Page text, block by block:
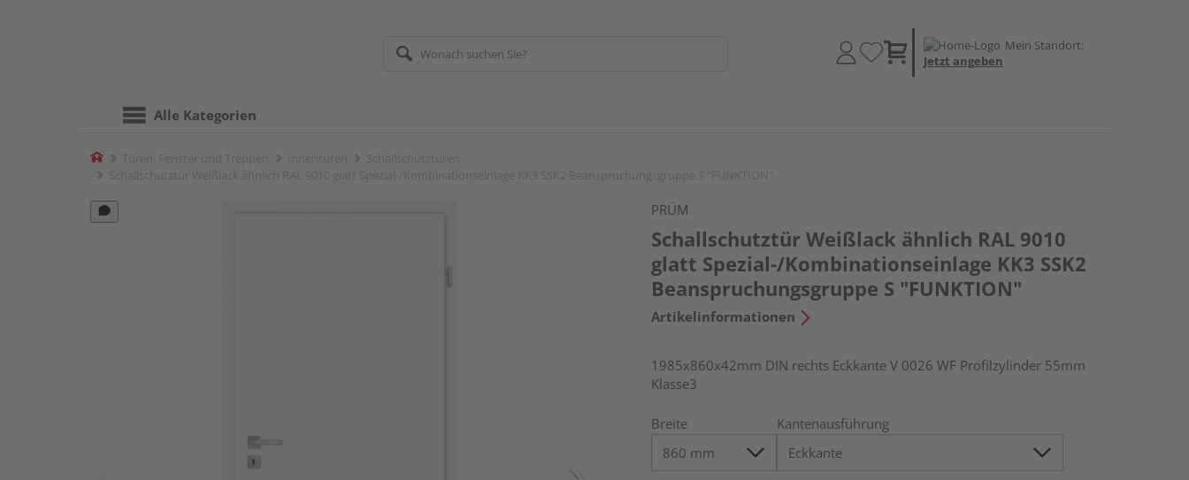
Mein Standort:
Jetzt angeben
Alle Kategorien
Home
PRÜM
Schallschutztür Weißlack ähnlich RAL 9010
glatt Spezial-/Kombinationseinlage KK3 SSK2
Beanspruchungsgruppe S "FUNKTION"
Artikelinformationen
1985x860x42mm DIN rechts Eckkante V 0026 WF Profilzylinder 55mm
Klasse3
Breite Kantenausführung